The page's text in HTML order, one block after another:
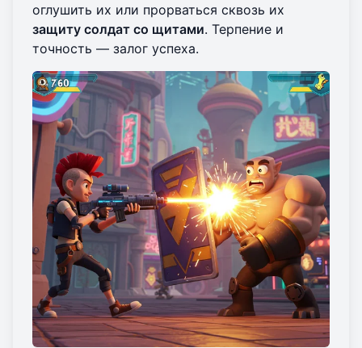
оглушить их или прорваться сквозь их
защиту солдат со щитами. Терпение и
точность — залог успеха.